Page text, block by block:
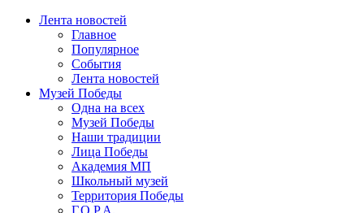
Лента новостей
Главное
Популярное
События
Лента новостей
Музей Победы
Одна на всех
Музей Победы
Наши традиции
Лица Победы
Академия МП
Школьный музей
Территория Победы
Г.О.Р.А.